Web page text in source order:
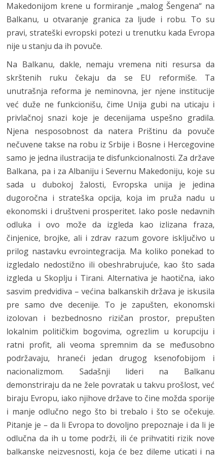
Makedonijom krene u formiranje „malog Šengena“ na
Balkanu, u otvaranje granica za ljude i robu. To su
pravi, strateški evropski potezi u trenutku kada Evropa
nije u stanju da ih povuče.
Na Balkanu, dakle, nemaju vremena niti resursa da
skrštenih ruku čekaju da se EU reformiše. Ta
unutrašnja reforma je neminovna, jer njene institucije
već duže ne funkcionišu, čime Unija gubi na uticaju i
privlačnoj snazi koje je decenijama uspešno gradila.
Njena nesposobnost da natera Prištinu da povuče
nečuvene takse na robu iz Srbije i Bosne i Hercegovine
samo je jedna ilustracija te disfunkcionalnosti. Za države
Balkana, pa i za Albaniju i Severnu Makedoniju, koje su
sada u dubokoj žalosti, Evropska unija je jedina
dugoročna i strateška opcija, koja im pruža nadu u
ekonomski i društveni prosperitet. Iako posle nedavnih
odluka i ovo može da izgleda kao izlizana fraza,
činjenice, brojke, ali i zdrav razum govore isključivo u
prilog nastavku evrointegracija. Ma koliko ponekad to
izgledalo nedostižno ili obeshrabrujuće, kao što sada
izgleda u Skoplju i Tirani. Alternativa je haotična, iako
sasvim predvidiva – većina balkanskih država je iskusila
pre samo dve decenije. To je zapušten, ekonomski
izolovan i bezbednosno rizičan prostor, prepušten
lokalnim političkim bogovima, ogrezlim u korupciju i
ratni profit, ali veoma spremnim da se međusobno
podržavaju, hraneći jedan drugog ksenofobijom i
nacionalizmom. Sadašnji lideri na Balkanu
demonstriraju da ne žele povratak u takvu prošlost, već
biraju Evropu, iako njihove države to čine možda sporije
i manje odlučno nego što bi trebalo i što se očekuje.
Pitanje je – da li Evropa to dovoljno prepoznaje i da li je
odlučna da ih u tome podrži, ili će prihvatiti rizik nove
balkanske neizvesnosti, koja će bez dileme uticati i na